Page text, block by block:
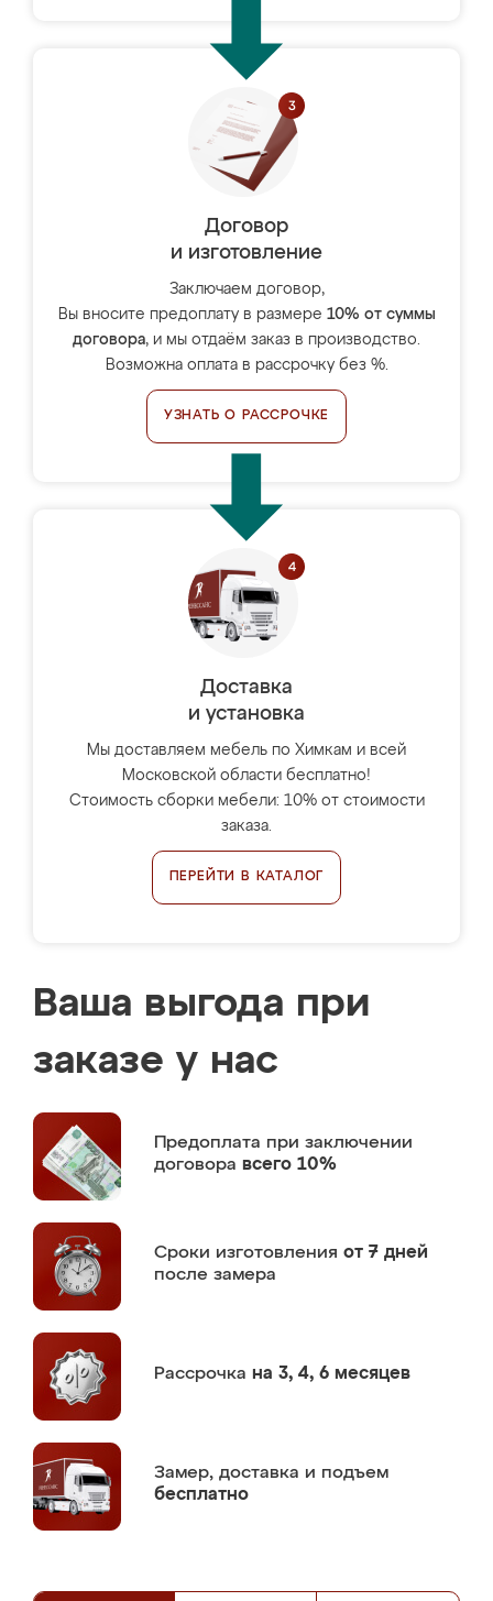
Договор
и изготовление
Заключаем договор,
Вы вносите предоплату в размере 10% от суммы
договора, и мы отдаём заказ в производство.
Возможна оплата в рассрочку без %.
УЗНАТЬ О РАССРОЧКЕ
Доставка
и установка
Мы доставляем мебель по Химкам и всей
Московской области бесплатно!
Стоимость сборки мебели: 10% от стоимости
заказа.
ПЕРЕЙТИ В КАТАЛОГ
Ваша выгода при
заказе у нас
Предоплата при заключении
договора всего 10%
Сроки изготовления от 7 дней
после замера
Рассрочка на 3, 4, 6 месяцев
Замер, доставка и подъем
бесплатно